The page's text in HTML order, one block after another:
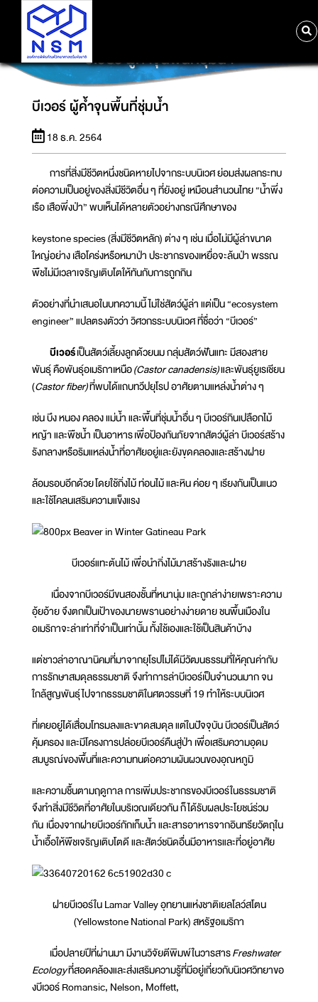
บีเวอร์ ผู้ค้ำจุนพื้นที่ชุ่มน้ำ
บีเวอร์ ผู้ค้ำจุนพื้นที่ชุ่มน้ำ
18 ธ.ค. 2564
การที่สิ่งมีชีวิตหนึ่งชนิดหายไปจากระบบนิเวศ ย่อมส่งผลกระทบ
ต่อความเป็นอยู่ของสิ่งมีชีวิตอื่น ๆ ที่ยังอยู่ เหมือนสำนวนไทย “น้ำพึ่ง
เรือ เสือพึ่งป่า” พบเห็นได้หลายตัวอย่างกรณีศึกษาของ
keystone species (สิ่งมีชีวิตหลัก) ต่าง ๆ เช่น เมื่อไม่มีผู้ล่าขนาด
ใหญ่อย่าง เสือโคร่งหรือหมาป่า ประชากรของเหยื่อจะล้นป่า พรรณ
พืชไม่มีเวลาเจริญเติบโตให้ทันกับการถูกกิน
ตัวอย่างที่นำเสนอในบทความนี้ ไม่ใช่สัตว์ผู้ล่า แต่เป็น “ecosystem
engineer” แปลตรงตัวว่า วิศวกรระบบนิเวศ ที่ชื่อว่า “บีเวอร์”
บีเวอร์เป็นสัตว์เลี้ยงลูกด้วยนม กลุ่มสัตว์ฟันแทะ มีสองสาย
พันธุ์ คือพันธุ์อเมริกาเหนือ(Castor canadensis)และพันธุ์ยูเรเชียน
(Castor fiber)ที่พบได้แถบทวีปยุโรป อาศัยตามแหล่งน้ำต่าง ๆ
เช่น บึง หนอง คลอง แม่น้ำ และพื้นที่ชุ่มน้ำอื่น ๆ บีเวอร์กินเปลือกไม้
หญ้า และพืชน้ำ เป็นอาหาร เพื่อป้องกันภัยจากสัตว์ผู้ล่า บีเวอร์สร้าง
รังกลางหรือริมแหล่งน้ำที่อาศัยอยู่และยังขุดคลองและสร้างฝาย
ล้อมรอบอีกด้วย โดยใช้กิ่งไม้ ท่อนไม้ และหิน ค่อย ๆ เรียงกันเป็นแนว
และใช้โคลนเสริมความแข็งแรง
บีเวอร์แทะต้นไม้ เพื่อนำกิ่งไม้มาสร้างรังและฝาย
เนื่องจากบีเวอร์มีขนสองชั้นที่หนานุ่ม และถูกล่าง่ายเพราะความ
อุ้ยอ้าย จึงตกเป็นเป้าของนายพรานอย่างง่ายดาย ชนพื้นเมืองใน
อเมริกาจะล่าเท่าที่จำเป็นเท่านั้น ทั้งใช้เองและใช้เป็นสินค้าบ้าง
แต่ชาวล่าอาณานิคมที่มาจากยุโรปไม่ได้มีวัฒนธรรมที่ให้คุณค่ากับ
การรักษาสมดุลธรรมชาติ จึงทำการล่าบีเวอร์เป็นจำนวนมาก จน
ใกล้สูญพันธุ์ไปจากธรรมชาติในศตวรรษที่ 19 ทำให้ระบบนิเวศ
ที่เคยอยู่ได้เสื่อมโทรมลงและขาดสมดุล แต่ในปัจจุบัน บีเวอร์เป็นสัตว์
คุ้มครอง และมีโครงการปล่อยบีเวอร์คืนสู่ป่า เพื่อเสริมความอุดม
สมบูรณ์ของพื้นที่และความทนต่อความผันผวนของอุณหภูมิ
และความชื้นตามฤดูกาล การเพิ่มประชากรของบีเวอร์ในธรรมชาติ
จึงทำสิ่งมีชีวิตที่อาศัยในบริเวณเดียวกัน ก็ได้รับผลประโยชน์ร่วม
กัน เนื่องจากฝายบีเวอร์กักเก็บน้ำ และสารอาหารจากอินทรียวัตถุใน
น้ำเอื้อให้พืชเจริญเติบโตดี และสัตว์ชนิดอื่นมีอาหารและที่อยู่อาศัย
ฝายบีเวอร์ใน Lamar Valley อุทยานแห่งชาติเยลโลว์สโตน
(Yellowstone National Park) สหรัฐอเมริกา
เมื่อปลายปีที่ผ่านมา มีงานวิจัยตีพิมพ์ในวารสารFreshwater
Ecologyที่สอดคล้องและส่งเสริมความรู้ที่มีอยู่เกี่ยวกับนิเวศวิทยาขอ
งบีเวอร์ Romansic, Nelson, Moffett,